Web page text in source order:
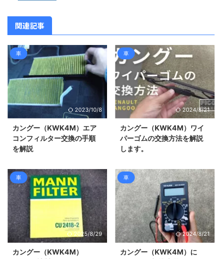
関連記事
車
2023/10/8
カングー（KWK4M）エア
コンフィルター交換の手順
を解説
車
2024/8/21
カングー（KWK4M）ワイ
パーゴムの交換方法を解説
します。
車
2025/8/29
カングー（KWK4M）
車
2024/8/21
カングー（KWK4M）に